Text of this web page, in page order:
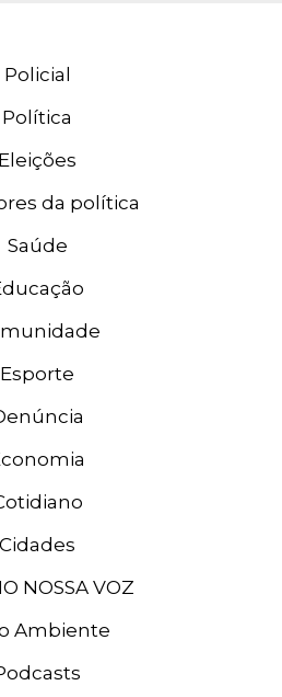
Policial
Política
Eleições
da política
Saúde
Esporte
Cidades
NOSSA VOZ
Ambiente